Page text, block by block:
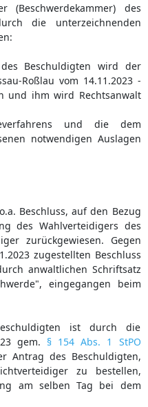
des
die unterzeichnenden
Beschuldigten wird der
Roßlau vom 14.11.2023 -
und ihm wird Rechtsanwalt
und die dem
notwendigen Auslagen
Beschluss, auf den Bezug
des Wahlverteidigers des
zurückgewiesen. Gegen
zugestellten Beschluss
anwaltlichen Schriftsatz
eingegangen beim
ist durch die
gem. § 154 Abs. 1 StPO
Antrag des Beschuldigten,
zu bestellen,
am selben Tag bei dem